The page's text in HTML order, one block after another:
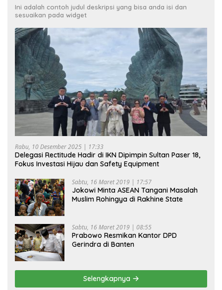
Ini adalah contoh judul deskripsi yang bisa anda isi dan
sesuaikan pada widget
Rabu, 10 Desember 2025 | 17:33
Delegasi Rectitude Hadir di IKN Dipimpin Sultan Paser 18,
Fokus Investasi Hijau dan Safety Equipment
Sabtu, 16 Maret 2019 | 17:57
Jokowi Minta ASEAN Tangani Masalah
Muslim Rohingya di Rakhine State
Sabtu, 16 Maret 2019 | 08:55
Prabowo Resmikan Kantor DPD
Gerindra di Banten
Selengkapnya